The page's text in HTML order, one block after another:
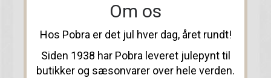
Om os
Hos Pobra er det jul hver dag, året rundt!
Siden 1938 har Pobra leveret julepynt til
butikker og sæsonvarer over hele verden.